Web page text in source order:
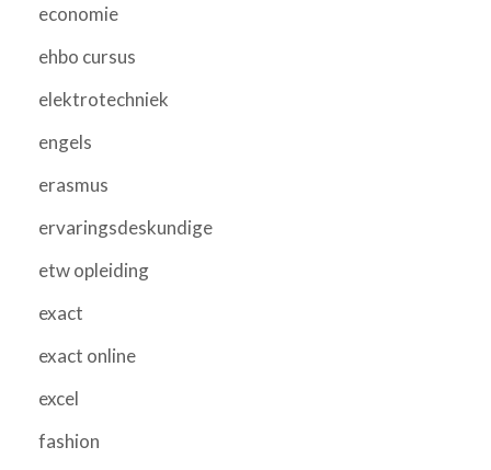
economie
ehbo cursus
elektrotechniek
engels
erasmus
ervaringsdeskundige
etw opleiding
exact
exact online
excel
fashion